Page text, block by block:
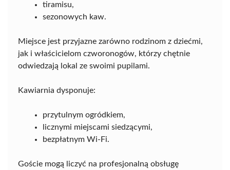
tiramisu,
sezonowych kaw.
Miejsce jest przyjazne zarówno rodzinom z dziećmi,
jak i właścicielom czworonogów, którzy chętnie
odwiedzają lokal ze swoimi pupilami.
Kawiarnia dysponuje:
przytulnym ogródkiem,
licznymi miejscami siedzącymi,
bezpłatnym Wi-Fi.
Goście mogą liczyć na profesjonalną obsługę